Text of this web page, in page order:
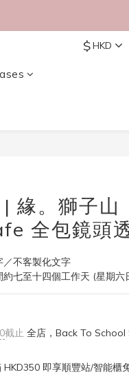
$HKD
緣。獅子山
全包鏡頭
不客製化文字
約七至十四個工作天 (星期六
截止 全店，Back To School
即享順豐站/智能櫃